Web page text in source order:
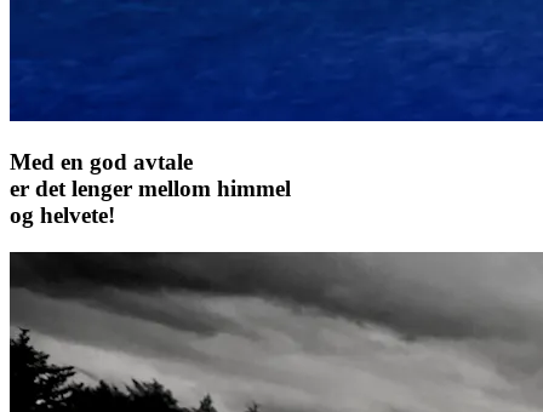
Med en god avtale
er det lenger mellom himmel
og helvete!